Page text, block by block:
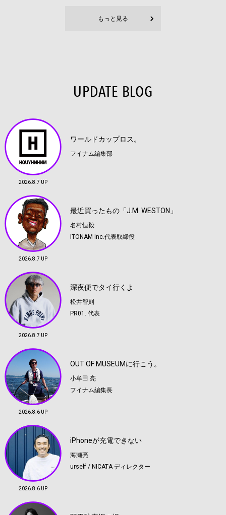
もっと見る
UPDATE BLOG
2026.8.7 UP
ワールドカップロス。
フイナム編集部
2026.8.7 UP
最近買ったもの「J.M. WESTON」
名村恒毅
ITONAM Inc.代表取締役
2026.8.7 UP
深夜便でタイ行くよ
松井智則
PR01. 代表
2026.8.6 UP
OUT OF MUSEUMに行こう。
小牟田 亮
フイナム編集長
2026.8.6 UP
iPhoneが充電できない
海瀬亮
urself / NICATA ディレクター